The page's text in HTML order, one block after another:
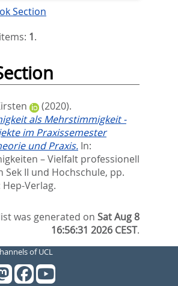
Section
1.
(2020).
als Mehrstimmigkeit -
im Praxissemester
und Praxis. In:
– Vielfalt professionell
Sek II und Hochschule, pp.
Hep-Verlag.
was generated onSat Aug 8
16:56:31 2026 CEST.
of UCL